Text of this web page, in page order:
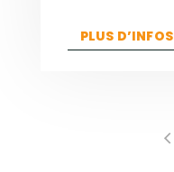
PLUS D’INFOS